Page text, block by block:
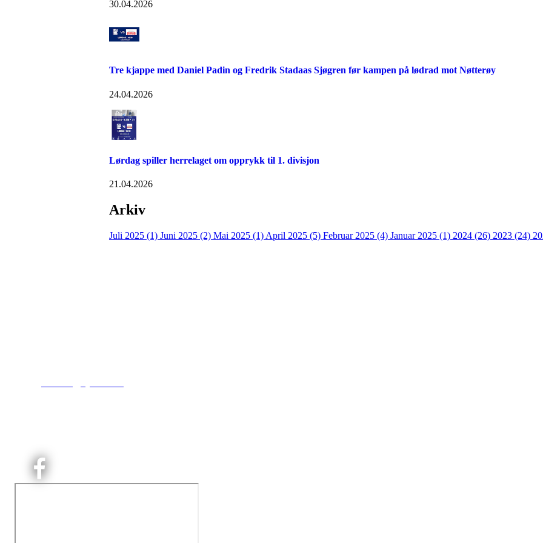
30.04.2026
Tre kjappe med Daniel Padin og Fredrik Stadaas Sjøgren før kampen på lødrad mot Nøtterøy
24.04.2026
Lørdag spiller herrelaget om opprykk til 1. divisjon
21.04.2026
Arkiv
Juli 2025 (1) Juni 2025 (2) Mai 2025 (1) April 2025 (5) Februar 2025 (4) Januar 2025 (1) 2024 (26) 2023 (24)